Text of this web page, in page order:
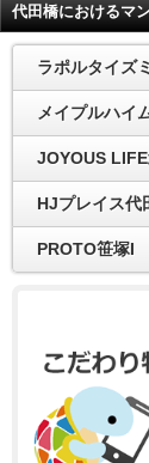
代田橋におけるマ
ラポルタイズミ
メイプルハイ
JOYOUS
HJプレイス代
PROTO笹塚I